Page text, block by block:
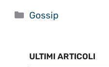
Categorie
Gossip
ULTIMI ARTICOLI